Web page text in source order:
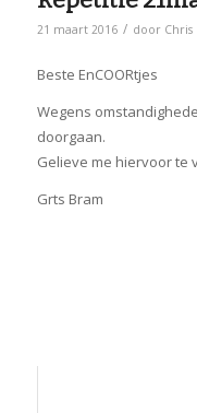
21 maart 2016 / door Chris
Beste EnCOORtjes
Wegens
doorgaan.
Gelieve me hiervoor te
Grts Bram